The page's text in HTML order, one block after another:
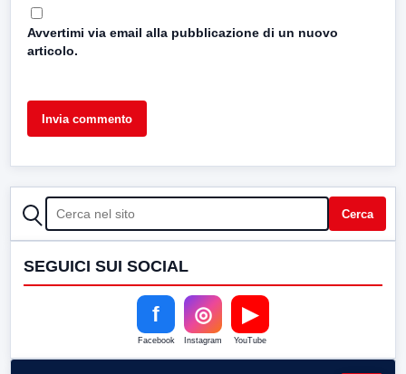
Avvertimi via email alla pubblicazione di un nuovo
articolo.
CERCA Cerca
SEGUICI SUI SOCIAL
f
Facebook
◎
Instagram
▶
YouTube